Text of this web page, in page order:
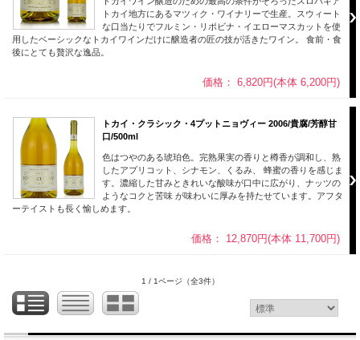
トカイ地方にあるマツィク・ワイナリーで生産。スウィート
な口当たりでフルミン・リポビナ・イエローマスカットを使
用したベーシックなトカイワインだけに醸造者の匠の技が活きたワイン。 食前・食
後にとても贅沢な逸品。
価格： 6,820円(本体 6,200円)
トカイ・クラシック・4プットニョヴィー 2006/貴腐/芳醇甘
口/500ml
色はつやのある琥珀色。完熟果実の香りと樽香が調和し、熟
したアプリコット、シナモン、くるみ、 蜂蜜の香りを感じま
す。濃縮した甘みときれいな酸味が口中に広がり、ナッツの
ようなコクと苦味 が味わいに厚みを持たせています。アフタ
ーテイストも長く愉しめます。
価格： 12,870円(本体 11,700円)
1 / 1ページ （全3件）